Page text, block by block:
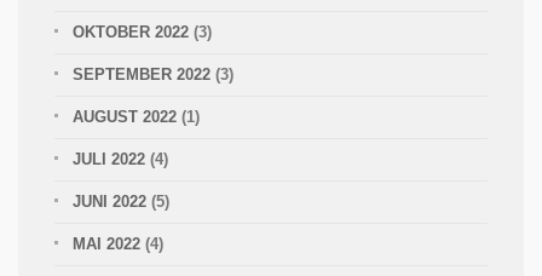
OKTOBER 2022 (3)
SEPTEMBER 2022 (3)
AUGUST 2022 (1)
JULI 2022 (4)
JUNI 2022 (5)
MAI 2022 (4)